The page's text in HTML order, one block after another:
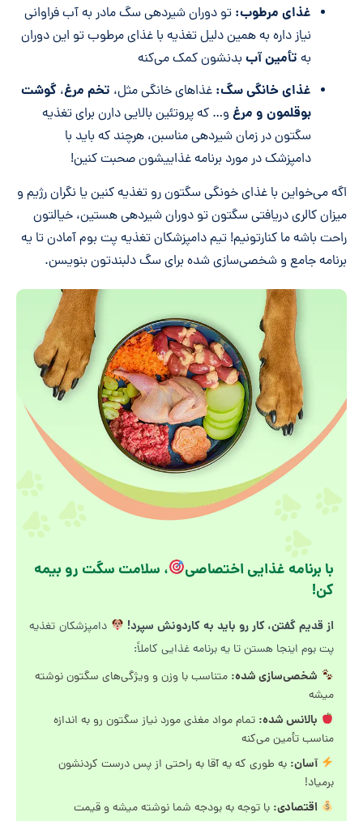
غذای مرطوب: تو دوران شیردهی سگ مادر به آب فراوانی
نیاز داره به همین دلیل تغذیه با غذای مرطوب تو این دوران
به تأمین آب بدنشون کمک می‌کنه
غذای خانگی سگ: غذا‌های خانگی مثل، تخم مرغ، گوشت
بوقلمون و مرغ و… که پروتئین بالایی دارن برای تغذیه
سگتون در زمان شیردهی مناسبن، هرچند که باید با
دامپزشک در مورد برنامه غذاییشون صحبت کنین!
اگه می‌خواین با غذای خونگی سگتون رو تغذیه کنین یا نگران رژیم و
میزان کالری دریافتی سگتون تو دوران شیردهی هستین، خیالتون
راحت باشه ما کنارتونیم! تیم دامپزشکان تغذیه پت بوم آمادن تا یه
برنامه جامع و شخصی‌سازی شده برای سگ دلبندتون بنویسن.
با برنامه غذایی اختصاصی
، سلامت سگت رو بیمه
کن!
از قدیم گفتن، کار رو باید به کاردونش سپرد!
دامپزشکان تغذیه
پت بوم اینجا هستن تا یه برنامه غذایی کاملاً:
شخصی‌سازی شده: متناسب با وزن و ویژگی‌های سگتون نوشته
میشه
بالانس شده: تمام مواد مغذی مورد نیاز سگتون رو به اندازه
مناسب تأمین می‌کنه
آسان: به طوری که یه آقا به راحتی از پس درست کردنشون
برمیاد!
اقتصادی: با توجه به بودجه شما نوشته میشه و قیمت